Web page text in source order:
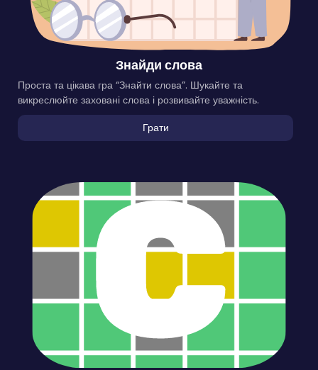
Знайди слова
Проста та цікава гра “Знайти слова”. Шукайте та
викреслюйте заховані слова і розвивайте уважність.
Грати